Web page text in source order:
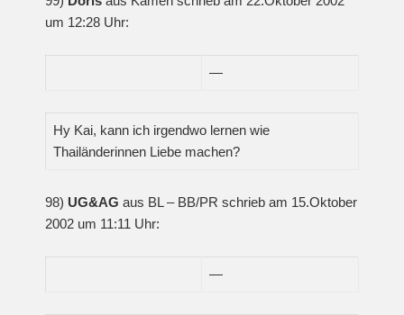
um 12:28 Uhr:
—
Hy Kai, kann ich irgendwo lernen wie
Thailänderinnen Liebe machen?
98) UG&AG aus BL – BB/PR schrieb am 15.Oktober
2002 um 11:11 Uhr:
—